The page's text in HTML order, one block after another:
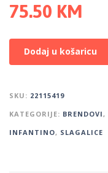
75.50 KM
Dodaj u košaricu
SKU: 22115419
KATEGORIJE: BRENDOVI,
INFANTINO, SLAGALICE